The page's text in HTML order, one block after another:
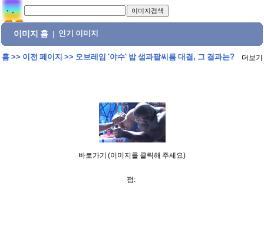
이미지 홈 인기 이미지
홈>> 이전 페이지 >> 오브레임 '야수' 밥 샙과팔씨름 대결, 그 결과는? 더보기
바로가기 (이미지를 클릭해 주세요)
펌: